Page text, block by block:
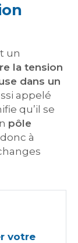
un
la tension
dans un
appelé
qu’il se
pôle
à
votre